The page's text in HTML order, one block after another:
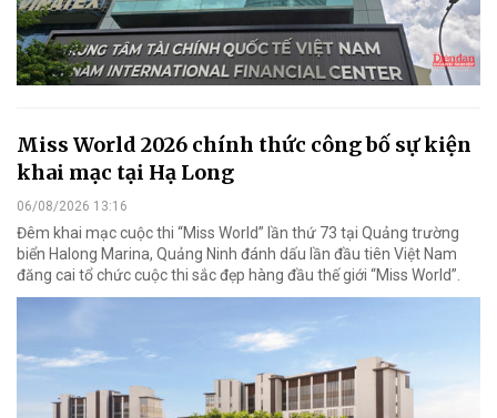
Miss World 2026 chính thức công bố sự kiện
khai mạc tại Hạ Long
06/08/2026 13:16
Đêm khai mạc cuộc thi “Miss World” lần thứ 73 tại Quảng trường
biển Halong Marina, Quảng Ninh đánh dấu lần đầu tiên Việt Nam
đăng cai tổ chức cuộc thi sắc đẹp hàng đầu thế giới “Miss World”.